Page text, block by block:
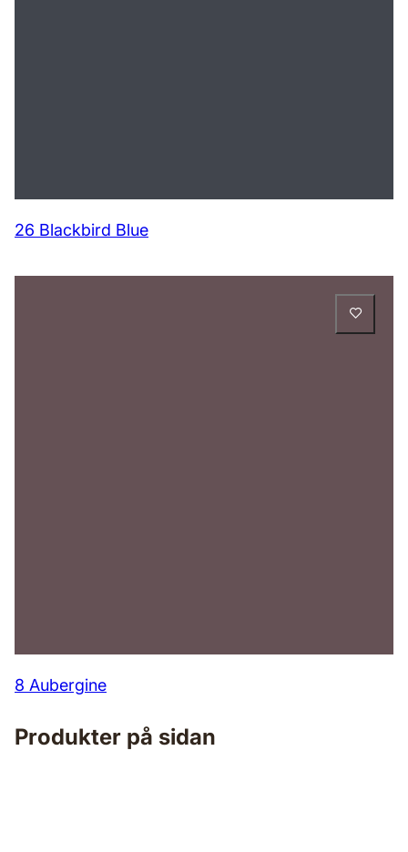
26 Blackbird Blue
8 Aubergine
Produkter på sidan